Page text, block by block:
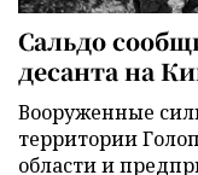
Сальдо
десанта на
Вооруженные
территории
области и